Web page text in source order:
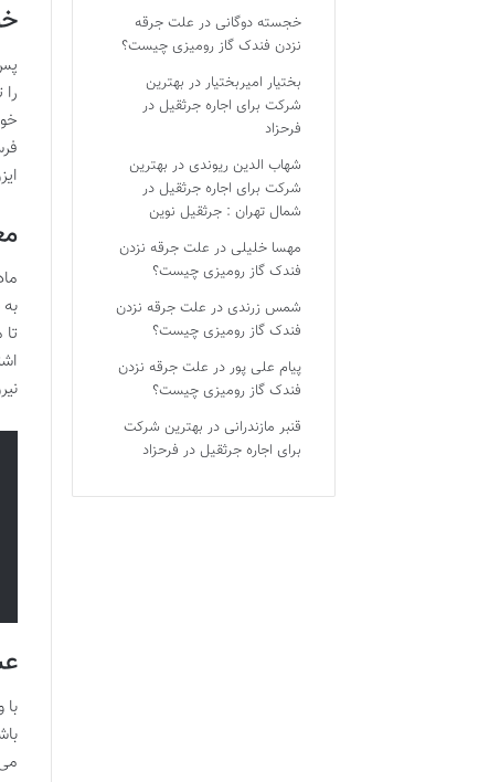
خجسته دوگانی در علت جرقه
نزدن فندک گاز رومیزی چیست؟
بختیار امیربختیار در بهترین
شرکت برای اجاره جرثقیل در
فرحزاد
شهاب الدین ریوندی در بهترین
شرکت برای اجاره جرثقیل در
شمال تهران : جرثقیل نوین
مهسا خلیلی در علت جرقه نزدن
فندک گاز رومیزی چیست؟
شمس زرندی در علت جرقه نزدن
فندک گاز رومیزی چیست؟
پیام علی پور در علت جرقه نزدن
فندک گاز رومیزی چیست؟
قنبر مازندرانی در بهترین شرکت
برای اجاره جرثقیل در فرحزاد